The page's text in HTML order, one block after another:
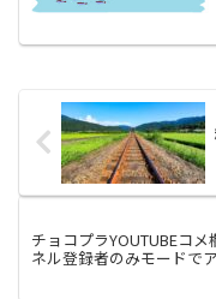
チョコプラYOUTUBEコ
ネル登録者のみモードで